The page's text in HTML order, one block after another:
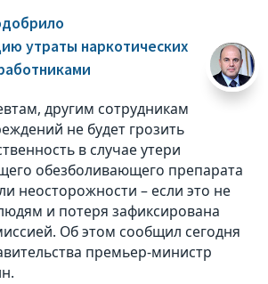
утраты наркотических
другим сотрудникам
не будет грозить
в случае утери
обезболивающего препарата
неосторожности – если это не
и потеря зафиксирована
Об этом сообщил сегодня
премьер-министр